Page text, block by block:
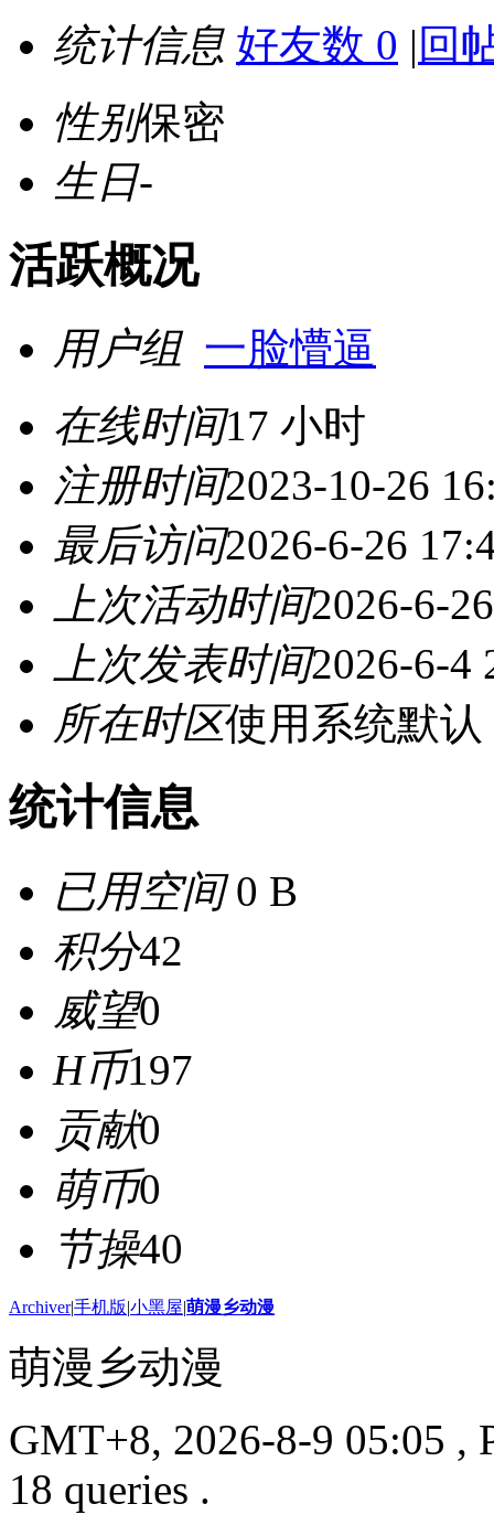
统计信息 好友数 0 | 回
性别保密
生日-
活跃概况
用户组 一脸懵逼
在线时间17 小时
注册时间2023-10-26
最后访问2026-6-26
上次活动时间2026-6-
上次发表时间2026-6-4
所在时区使用系统默认
统计信息
已用空间0 B
积分42
威望0
H币197
贡献0
萌币0
节操40
Archiver|手机版|小黑屋|萌漫乡动漫
萌漫乡动漫
GMT+8, 2026-8-9 05:05 ,
18 queries .